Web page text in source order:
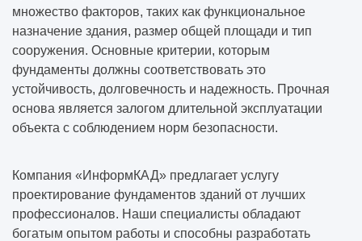
множество факторов, таких как функциональное
назначение здания, размер общей площади и тип
сооружения. Основные критерии, которым
фундаменты должны соответствовать это
устойчивость, долговечность и надежность. Прочная
основа является залогом длительной эксплуатации
объекта с соблюдением норм безопасности.
Компания «ИнформКАД» предлагает услугу
проектирование фундаментов зданий от лучших
профессионалов. Наши специалисты обладают
богатым опытом работы и способны разработать